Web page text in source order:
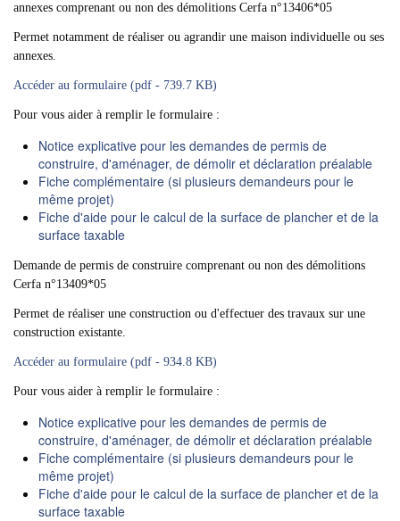
annexes comprenant ou non des démolitions Cerfa n°13406*05
Permet notamment de réaliser ou agrandir une maison individuelle ou ses
annexes.
Accéder au formulaire (pdf - 739.7 KB)
Pour vous aider à remplir le formulaire :
Notice explicative pour les demandes de permis de
construire, d'aménager, de démolir et déclaration préalable
Fiche complémentaire (si plusieurs demandeurs pour le
même projet)
Fiche d'aide pour le calcul de la surface de plancher et de la
surface taxable
Demande de permis de construire comprenant ou non des démolitions
Cerfa n°13409*05
Permet de réaliser une construction ou d'effectuer des travaux sur une
construction existante.
Accéder au formulaire (pdf - 934.8 KB)
Pour vous aider à remplir le formulaire :
Notice explicative pour les demandes de permis de
construire, d'aménager, de démolir et déclaration préalable
Fiche complémentaire (si plusieurs demandeurs pour le
même projet)
Fiche d'aide pour le calcul de la surface de plancher et de la
surface taxable